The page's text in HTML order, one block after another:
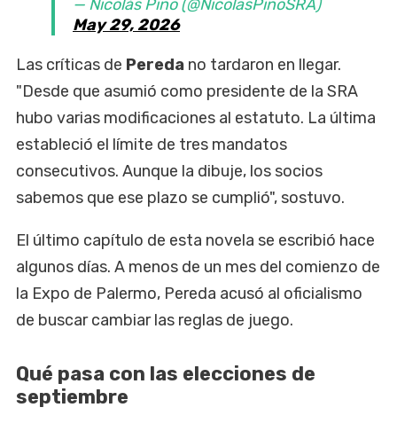
— Nicolás Pino (@NicolasPinoSRA)
May 29, 2026
Las críticas de Pereda no tardaron en llegar.
"Desde que asumió como presidente de la SRA
hubo varias modificaciones al estatuto. La última
estableció el límite de tres mandatos
consecutivos. Aunque la dibuje, los socios
sabemos que ese plazo se cumplió", sostuvo.
El último capítulo de esta novela se escribió hace
algunos días. A menos de un mes del comienzo de
la Expo de Palermo, Pereda acusó al oficialismo
de buscar cambiar las reglas de juego.
Qué pasa con las elecciones de
septiembre